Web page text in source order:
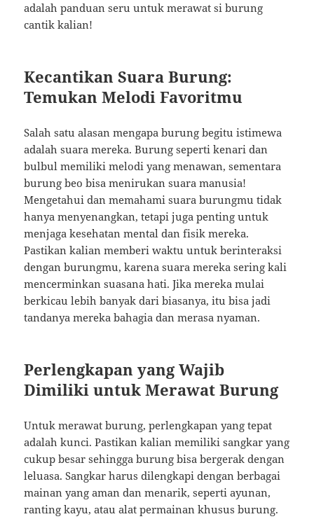
adalah panduan seru untuk merawat si burung
cantik kalian!
Kecantikan Suara Burung:
Temukan Melodi Favoritmu
Salah satu alasan mengapa burung begitu istimewa
adalah suara mereka. Burung seperti kenari dan
bulbul memiliki melodi yang menawan, sementara
burung beo bisa menirukan suara manusia!
Mengetahui dan memahami suara burungmu tidak
hanya menyenangkan, tetapi juga penting untuk
menjaga kesehatan mental dan fisik mereka.
Pastikan kalian memberi waktu untuk berinteraksi
dengan burungmu, karena suara mereka sering kali
mencerminkan suasana hati. Jika mereka mulai
berkicau lebih banyak dari biasanya, itu bisa jadi
tandanya mereka bahagia dan merasa nyaman.
Perlengkapan yang Wajib
Dimiliki untuk Merawat Burung
Untuk merawat burung, perlengkapan yang tepat
adalah kunci. Pastikan kalian memiliki sangkar yang
cukup besar sehingga burung bisa bergerak dengan
leluasa. Sangkar harus dilengkapi dengan berbagai
mainan yang aman dan menarik, seperti ayunan,
ranting kayu, atau alat permainan khusus burung.